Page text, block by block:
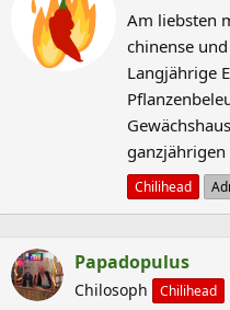
s
c
h
r
i
e
b
e
v
o
Am liebsten
chinense
Langjährige
Chilihead
Papadopulus
Chilosoph Chilihead